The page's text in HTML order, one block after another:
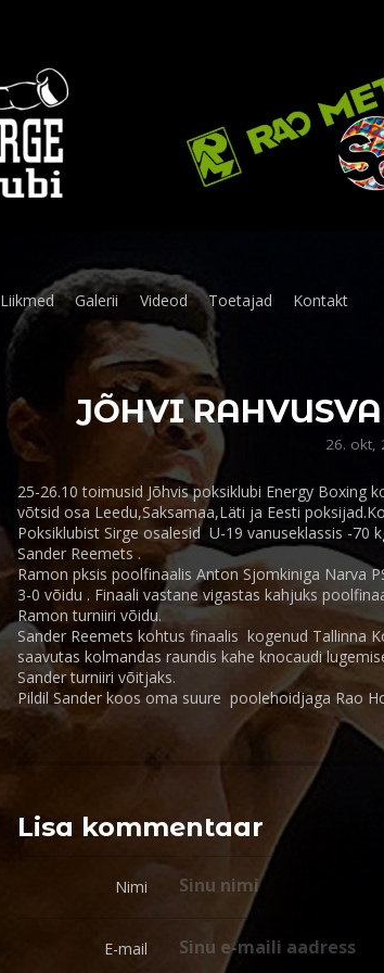
Liikmed Galerii Videod Toetajad Kontakt
JÕHVI
26. okt,
25-26.10 toimusid Jõhvis poksiklubi Energy Boxing
võtsid osa Leedu,Saksamaa,Läti ja Eesti
Poksiklubist Sirge osalesid U-19 vanuseklassis -70
Sander Reemets .
Ramon pksis poolfinaalis Anton Sjomkiniga Narva
3-0 võidu . Finaali vastane vigastas kahjuks
Ramon turniiri võidu.
Sander Reemets kohtus finaalis kogenud Tallinna
saavutas kolmandas raundis kahe knocaudi
Sander turniiri võitjaks.
Pildil Sander koos oma suure poolehoidjaga Rao
Lisa kommentaar
Nimi
E-mail